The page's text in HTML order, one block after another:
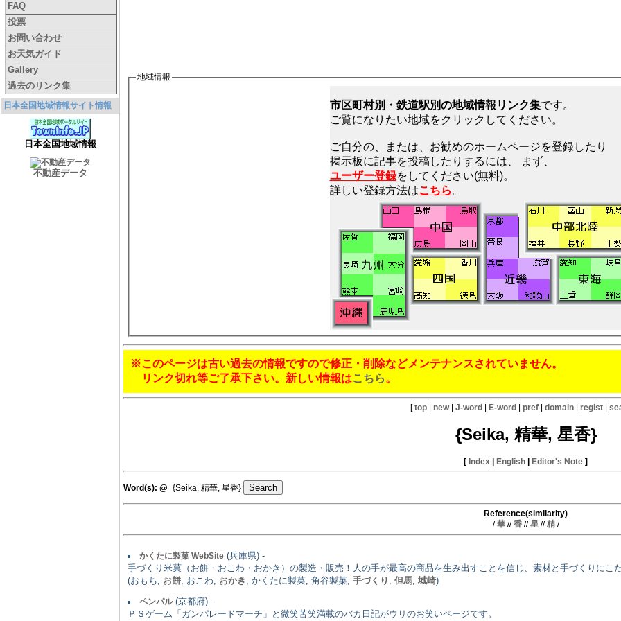
FAQ
投票
お問い合わせ
お天気ガイド
Gallery
過去のリンク集
日本全国地域情報サイト情報
日本全国地域情報
不動産データ
地域情報
市区町村別・鉄道駅別の地域情報リンク集です。
ご覧になりたい地域をクリックしてください。
ご自分の、または、お勧めのホームページを登録したり
掲示板に記事を投稿したりするには、 まず、
ユーザー登録をしてください(無料)。
詳しい登録方法はこちら 。
※このページは古い過去の情報ですので修正・削除などメンテナンスされていません。
リンク切れ等ご了承下さい。新しい情報はこちら。
[top | new| J-word | E-word | pref | domain | regist |
{Seika, 精華, 星香}
[ Index | English | Editor's Note ]
Word(s): @={Seika, 精華, 星香}
Reference(similarity)
/華//香//星//精/
かくたに製菓 WebSite (兵庫県) -
手づくり米菓（お餅・おこわ・おかき）の製造・販売！人の手が最高の商品を生み出すことを信じ、素材と手づくりにこ
(おもち, お餅 , おこわ, おかき , かくたに製菓, 角谷製菓, 手づくり 但馬 城崎)
ペンパル(京都府) -
ＰＳゲーム「ガンパレードマーチ」と微笑苦笑満載のバカ日記がウリのお笑いページです。